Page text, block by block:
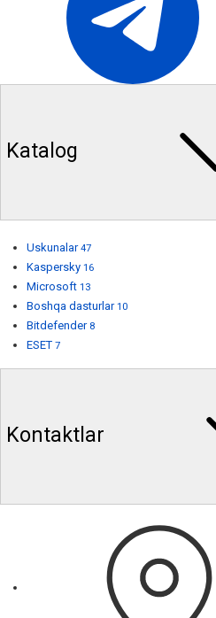
Katalog
Uskunalar 47
Kaspersky 16
Microsoft 13
Boshqa dasturlar 10
Bitdefender 8
ESET 7
Kontaktlar